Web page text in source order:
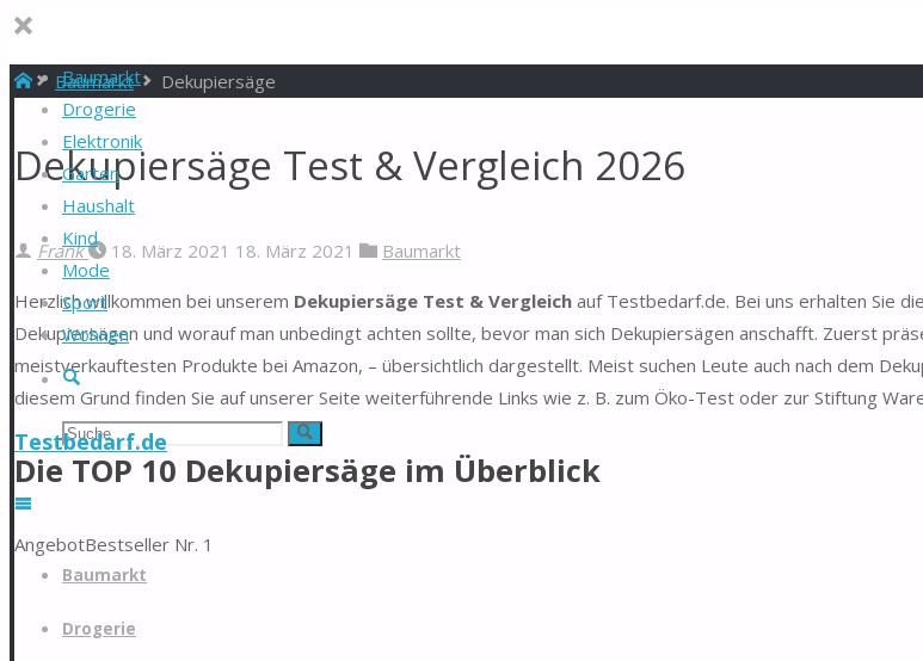
Baumarkt
Drogerie
Elektronik
Garten
Haushalt
Kind
Mode
Sport
Wohnen
Suche
Suchen
nach:
Suche
Testbedarf.de
Zum
springen
Baumarkt
Drogerie
StartBaumarkt Dekupiersäge
Dekupiersäge Test & Vergleich 2026
Frank 18. März 2021 18. März 2021 Baumarkt
Herzlich willkommen bei unserem Dekupiersäge Test & Vergleich auf Testbedarf.de. Bei uns erhalten Sie
Dekupiersägen und worauf man unbedingt achten sollte, bevor man sich Dekupiersägen anschafft. Zuerst
meistverkauftesten Produkte bei Amazon, – übersichtlich dargestellt. Meist suchen Leute auch nach dem
diesem Grund finden Sie auf unserer Seite weiterführende Links wie z. B. zum Öko-Test oder zur Stiftung
Die TOP 10 Dekupiersäge im Überblick
AngebotBestseller Nr. 1